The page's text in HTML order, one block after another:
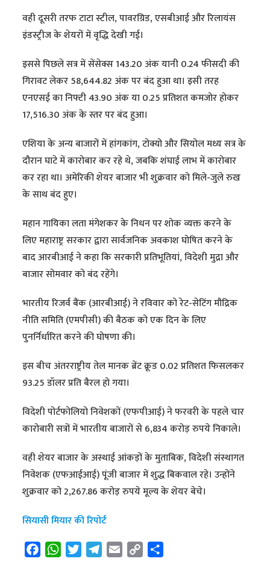
वही दूसरी तरफ टाटा स्टील, पावरग्रिड, एसबीआई और रिलायंस
इंडस्ट्रीज के शेयरों में वृद्धि देखी गई।
इससे पिछले सत्र में सेंसेक्स 143.20 अंक यानी 0.24 फीसदी की
गिरावट लेकर 58,644.82 अंक पर बंद हुआ था। इसी तरह
एनएसई का निफ्टी 43.90 अंक या 0.25 प्रतिशत कमजोर होकर
17,516.30 अंक के स्तर पर बंद हुआ।
एशिया के अन्य बाजारों में हांगकांग, टोक्यो और सियोल मध्य सत्र के
दौरान घाटे में कारोबार कर रहे थे, जबकि शंघाई लाभ में कारोबार
कर रहा था। अमेरिकी शेयर बाजार भी शुक्रवार को मिले-जुले रुख
के साथ बंद हुए।
महान गायिका लता मंगेशकर के निधन पर शोक व्यक्त करने के
लिए महाराष्ट्र सरकार द्वारा सार्वजनिक अवकाश घोषित करने के
बाद आरबीआई ने कहा कि सरकारी प्रतिभूतियां, विदेशी मुद्रा और
बाजार सोमवार को बंद रहेंगे।
भारतीय रिजर्व बैंक (आरबीआई) ने रविवार को रेट-सेटिंग मौद्रिक
नीति समिति (एमपीसी) की बैठक को एक दिन के लिए
पुनर्निर्धारित करने की घोषणा की।
इस बीच अंतरराष्ट्रीय तेल मानक ब्रेंट क्रूड 0.02 प्रतिशत फिसलकर
93.25 डॉलर प्रति बैरल हो गया।
विदेशी पोर्टफोलियो निवेशकों (एफपीआई) ने फरवरी के पहले चार
कारोबारी सत्रों में भारतीय बाजारों से 6,834 करोड़ रुपये निकाले।
वही शेयर बाजार के अस्थाई आंकड़ों के मुताबिक, विदेशी संस्थागत
निवेशक (एफआईआई) पूंजी बाजार में शुद्ध बिकवाल रहे। उन्होंने
शुक्रवार को 2,267.86 करोड़ रुपये मूल्य के शेयर बेचे।
सियासी मियार की रिपोर्ट
W